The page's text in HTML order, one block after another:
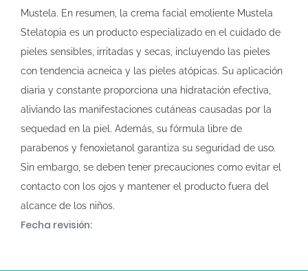
Mustela. En resumen, la crema facial emoliente Mustela
Stelatopia es un producto especializado en el cuidado de
pieles sensibles, irritadas y secas, incluyendo las pieles
con tendencia acneica y las pieles atópicas. Su aplicación
diaria y constante proporciona una hidratación efectiva,
aliviando las manifestaciones cutáneas causadas por la
sequedad en la piel. Además, su fórmula libre de
parabenos y fenoxietanol garantiza su seguridad de uso.
Sin embargo, se deben tener precauciones como evitar el
contacto con los ojos y mantener el producto fuera del
alcance de los niños.
Fecha revisión: